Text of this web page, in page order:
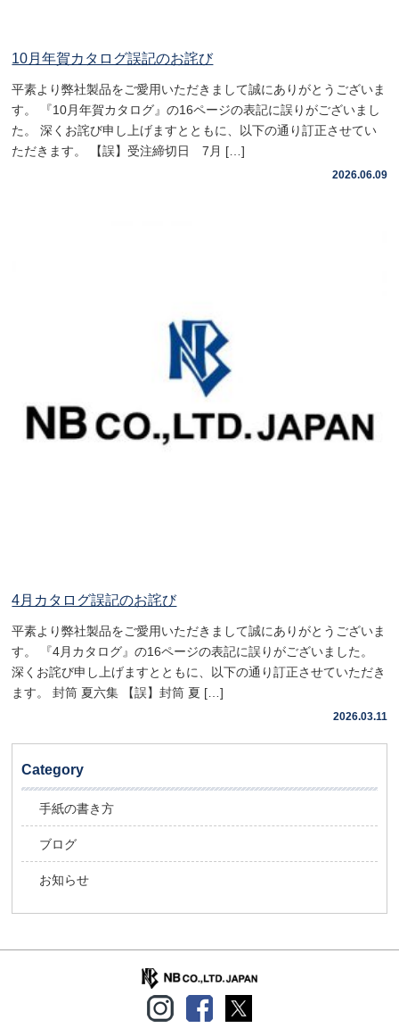
10月年賀カタログ誤記のお詫び
平素より弊社製品をご愛用いただきまして誠にありがとうございま
す。 『10月年賀カタログ』の16ページの表記に誤りがございまし
た。 深くお詫び申し上げますとともに、以下の通り訂正させてい
ただきます。 【誤】受注締切日 7月 […]
2026.06.09
4月カタログ誤記のお詫び
平素より弊社製品をご愛用いただきまして誠にありがとうございま
す。 『4月カタログ』の16ページの表記に誤りがございました。
深くお詫び申し上げますとともに、以下の通り訂正させていただき
ます。 封筒 夏六集 【誤】封筒 夏 […]
2026.03.11
Category
手紙の書き方
ブログ
お知らせ